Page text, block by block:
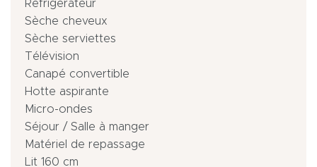
Réfrigérateur
Sèche cheveux
Sèche serviettes
Télévision
Canapé convertible
Hotte aspirante
Micro-ondes
Séjour / Salle à manger
Matériel de repassage
Lit 160 cm